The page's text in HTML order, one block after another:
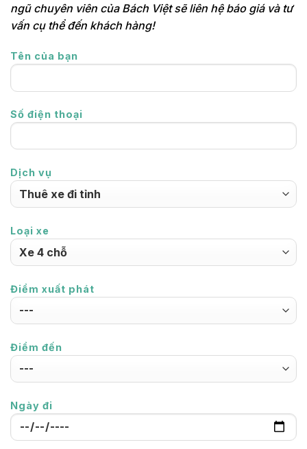
ngũ chuyên viên của Bách Việt sẽ liên hệ báo giá và tư
vấn cụ thể đến khách hàng!
Tên của bạn
Số điện thoại
Dịch vụ
Loại xe
Điểm xuất phát
Điểm đến
Ngày đi